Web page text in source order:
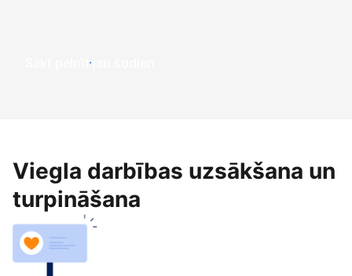
Sākt pelnīt jau šodien
Viegla darbības uzsākšana un
turpināšana